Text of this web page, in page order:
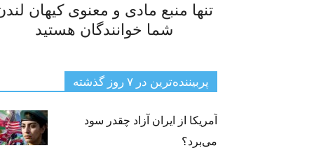
تنها منبع مادی و معنوی کیهان
شما خوانندگان هستید
پربیننده‌ترین‌ در ۷ روز گذشته
آمریکا از ایران آزاد چقدر سود
می‌برد؟